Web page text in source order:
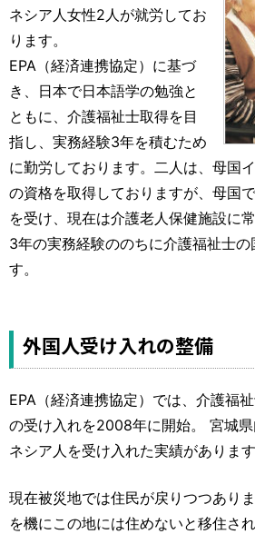
ネシア人女性2人が就労してお
ります。
EPA（経済連携協定）に基づ
き、日本で日本語学の勉強と
ともに、介護福祉士取得を目
指し、実務経験3年を積むため
に勤労しております。二人は、母国
の資格を取得しておりますが、母国
を受け、現在は介護老人保健施設に
3年の実務経験ののちに介護福祉士
す。
外国人受け入れの整備
EPA（経済連携協定）では、介護福
の受け入れを2008年に開始。 宮城
ネシア人を受け入れた実績があります
現在被災地では住民が戻りつつあり
を機にこの地には住めないと移住さ